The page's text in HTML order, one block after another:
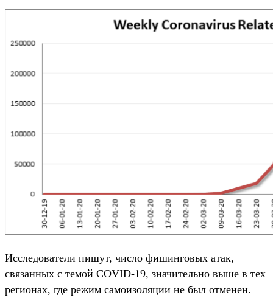
Исследователи пишут, число фишинговых атак,
связанных с темой COVID-19, значительно выше в тех
регионах, где режим самоизоляции не был отменен.